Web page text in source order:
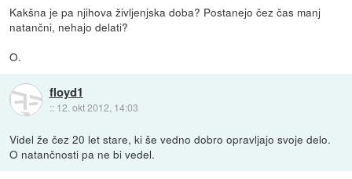
Kakšna je pa njihova življenjska doba? Postanejo čez čas manj
natančni, nehajo delati?
O.
floyd1
:: 12. okt 2012, 14:03
Videl že čez 20 let stare, ki še vedno dobro opravljajo svoje delo.
O natančnosti pa ne bi vedel.